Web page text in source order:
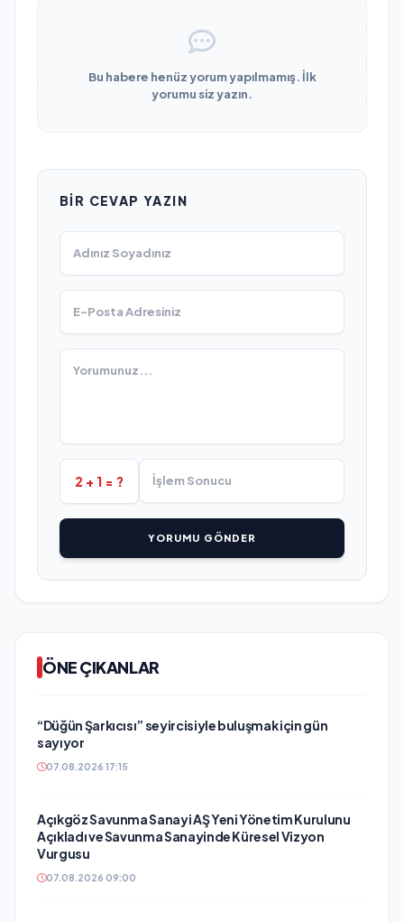
Bu habere henüz yorum yapılmamış. İlk
yorumu siz yazın.
BIR CEVAP YAZIN
2 + 1 = ?
YORUMU GÖNDER
ÖNE ÇIKANLAR
“Düğün Şarkıcısı” seyircisiyle buluşmak için gün
sayıyor
07.08.2026 17:15
Açıkgöz Savunma Sanayi AŞ Yeni Yönetim Kurulunu
Açıkladı ve Savunma Sanayinde Küresel Vizyon
Vurgusu
07.08.2026 09:00